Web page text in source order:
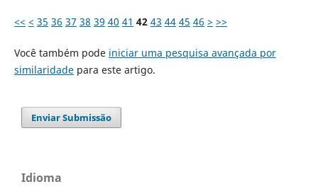
<< < 35 36 37 38 39 40 41 42 43 44 45 46 > >>
Você também pode iniciar uma pesquisa avançada por
similaridadepara este artigo.
Enviar Submissão
Idioma